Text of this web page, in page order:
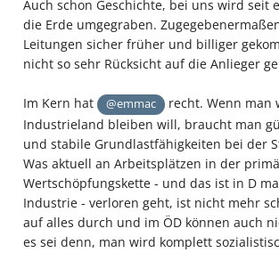
Auch schon Geschichte, bei uns wird seit
die Erde umgegraben.
Leitungen sicher früher und billiger
nicht so sehr Rücksicht auf die Anlieger
Im Kern hat @emmac
recht. Wenn man
Industrieland bleiben will, braucht man
und stabile Grundlastfähigkeiten bei der
Was aktuell an Arbeitsplätzen in der
Wertschöpfungskette - und das ist in D
Industrie - verloren geht, ist nicht mehr
auf alles durch und im ÖD können auch
es sei denn, man wird komplett